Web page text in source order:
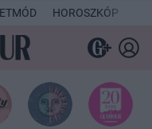
HOROSZKÓP